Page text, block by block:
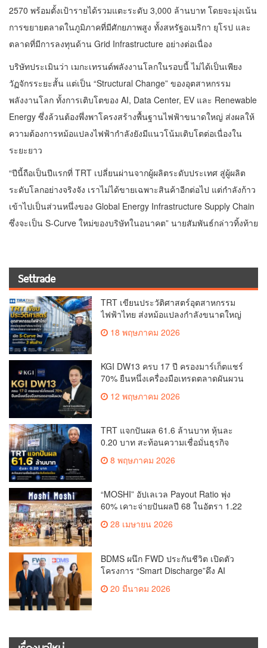
2570 พร้อมตั้งเป้ารายได้รวมแตะระดับ 3,000 ล้านบาท โดยจะมุ่งเน้น
การขยายตลาดในภูมิภาคที่มีศักยภาพสูง ทั้งสหรัฐอเมริกา ยุโรป และ
ตลาดที่มีการลงทุนด้าน Grid Infrastructure อย่างต่อเนื่อง
บริษัทประเมินว่า เมกะเทรนด์พลังงานโลกในรอบนี้ ไม่ได้เป็นเพียง
วัฏจักรระยะสั้น แต่เป็น “Structural Change” ของอุตสาหกรรม
พลังงานโลก ทั้งการเติบโตของ AI, Data Center, EV และ Renewable
Energy ซึ่งล้วนต้องพึ่งพาโครงสร้างพื้นฐานไฟฟ้าขนาดใหญ่ ส่งผลให้
ความต้องการหม้อแปลงไฟฟ้ากำลังยังมีแนวโน้มเติบโตต่อเนื่องใน
ระยะยาว
“ปีนี้ถือเป็นปีแรกที่ TRT เปลี่ยนผ่านจากผู้ผลิตระดับประเทศ สู่ผู้ผลิต
ระดับโลกอย่างจริงจัง เราไม่ได้ขายเฉพาะสินค้าอีกต่อไป แต่กำลังก้าว
เข้าไปเป็นส่วนหนึ่งของ Global Energy Infrastructure Supply Chain
ซึ่งจะเป็น S-Curve ใหม่ของบริษัทในอนาคต” นายสัมพันธ์กล่าวทิ้งท้าย
Settrade
TRT เขียนประวัติศาสตร์อุตสาหกรรม
ไฟฟ้าไทย ส่งหม้อแปลงกำลังขนาดใหญ่
Curve ใหม่ รุกตลาดพลังงานโลกเต็มตัว
18 พฤษภาคม 2026
KGI DW13 ครบ 17 ปี ครองมาร์เก็ตแชร์
70% ยืนหนึ่งเครื่องมือเทรดตลาดผันผวน
12 พฤษภาคม 2026
TRT แจกปันผล 61.6 ล้านบาท หุ้นละ
0.20 บาท สะท้อนความเชื่อมั่นธุรกิจ
เติบโตต่อเนื่อง
8 พฤษภาคม 2026
“MOSHI” อัปเลเวล Payout Ratio พุ่ง
60% เคาะจ่ายปันผลปี 68 ในอัตรา 1.22
บาทต่อหุ้น ตอกย้ำ Cash Flow แข็งแกร่ง
เตรียมขึ้น XD 29 เม.ย.69 รับเงินเข้า
28 เมษายน 2026
BDMS ผนึก FWD ประกันชีวิต เปิดตัว
โครงการ “Smart Discharge”ดึง AI
BURT ยกระดับเคลมสุขภาพไทย
ครอบคลุมโรงพยาบาลเครือฯ 23 แห่ง
20 มีนาคม 2026